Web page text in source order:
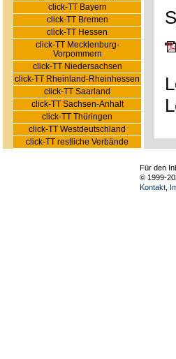
click-TT Bayern
click-TT Bremen
click-TT Hessen
click-TT Mecklenburg-
Vorpommern
click-TT Niedersachsen
click-TT Rheinland-Rheinhessen
click-TT Saarland
click-TT Sachsen-Anhalt
click-TT Thüringen
click-TT Westdeutschland
click-TT restliche Verbände
Für den
© 1999-
Kontakt